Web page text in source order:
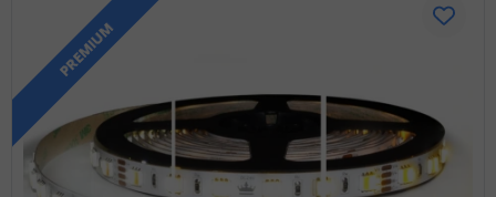
PREMIUM